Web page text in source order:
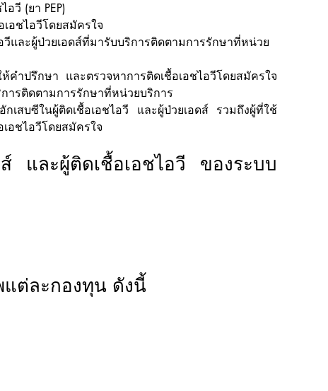
วี (ยา PEP)
อชไอวีโดยสมัครใจ
และผู้ป่วยเอดส์ที่มารับบริการติดตามการรักษาที่หน่วย
คำปรึกษา และตรวจหาการติดเชื้อเอชไอวีโดยสมัครใจ
ารติดตามการรักษาที่หน่วยบริการ
เสบซีในผู้ติดเชื้อเอชไอวี และผู้ป่วยเอดส์ รวมถึงผู้ที่ใช้
อชไอวีโดยสมัครใจ
และผู้ติดเชื้อเอชไอวี ของระบบ
แต่ละกองทุน ดังนี้